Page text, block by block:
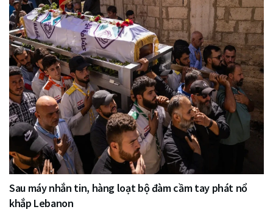
Sau máy nhắn tin, hàng loạt bộ đàm cầm tay phát nổ
khắp Lebanon